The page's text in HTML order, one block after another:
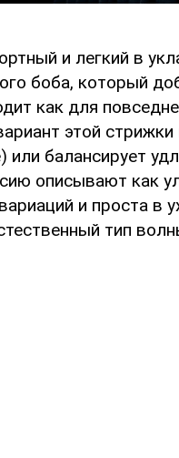
и легкий в
боба, который
как для
этой
или балансирует
описывают как
и проста в
тип